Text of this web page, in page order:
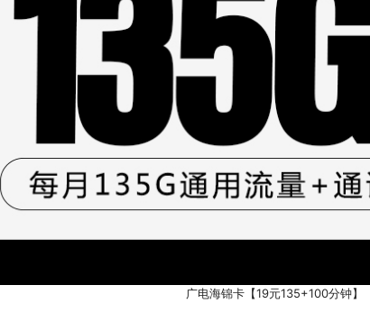
广电海锦卡【19元135+100分钟】